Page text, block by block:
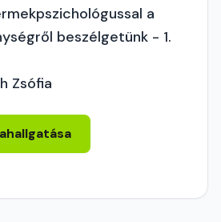
a
beszélgetünk - 1.
Zsófia